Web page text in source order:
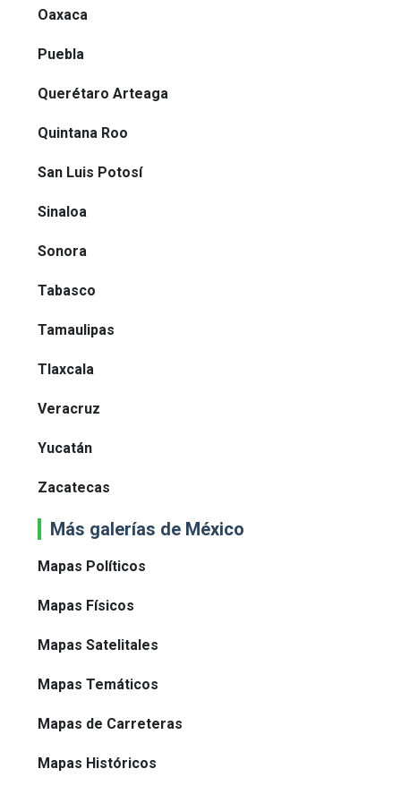
Oaxaca
Puebla
Querétaro Arteaga
Quintana Roo
San Luis Potosí
Sinaloa
Sonora
Tabasco
Tamaulipas
Tlaxcala
Veracruz
Yucatán
Zacatecas
Más galerías de México
Mapas Políticos
Mapas Físicos
Mapas Satelitales
Mapas Temáticos
Mapas de Carreteras
Mapas Históricos